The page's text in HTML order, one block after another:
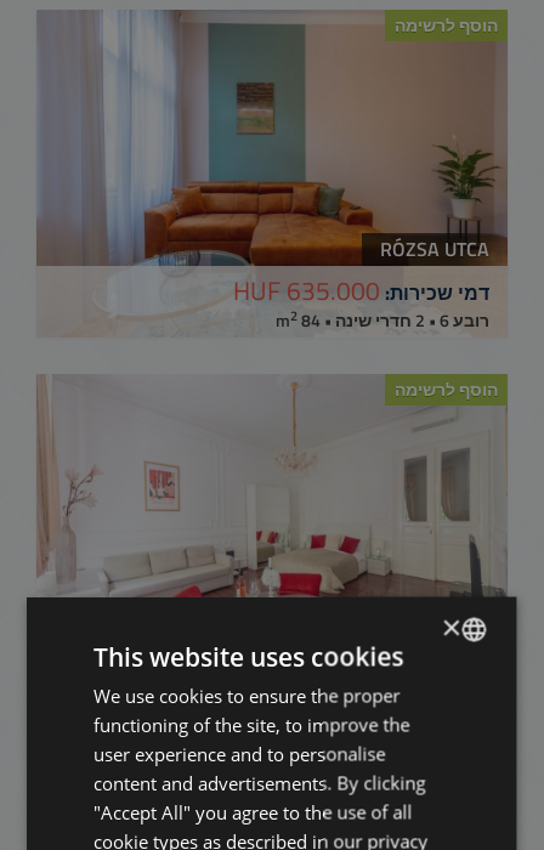
הוסף לרשימה
RÓZSA UTCA
דמי שכירות: 635.000 HUF
רובע 6 • 2 חדרי שינה • 84 m 2
הוסף לרשימה
1061 BUDAPEST LISZT FERENC TÉR
דמי שכירות:283.000 HUF
ENGLISH
HUNGARIAN
GERMAN
FRENCH
×
This website uses cookies
We use cookies to ensure the proper
functioning of the site, to improve the
user experience and to personalise
content and advertisements. By clicking
"Accept All" you agree to the use of all
cookie types as described in our privacy